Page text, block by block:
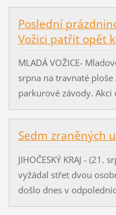
Poslední
Vožici patřit opět
MLADÁ VOŽICE-
srpna na travnaté ploše
parkurové závody.
Sedm zraněných
JIHOČESKÝ KRAJ -
vyžádal střet dvou
došlo dnes v